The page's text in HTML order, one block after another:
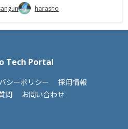
harasho
Tech Portal
シーポリシー
採用情報
問
お問い合わせ